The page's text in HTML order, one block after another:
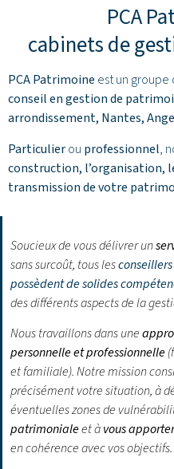
PCA
cabinets de
PCA Patrimoine est un
conseil en gestion de
arrondissement, Nantes,
Particulierou professionnel,
construction, l’organisation,
transmission de votre
Soucieux de vous délivrer un
sans surcoût, tous les
possèdent de solides
des différents aspects de la
Nous travaillons dans une
personnelle et professionnelle
et familiale). Notre mission
précisément votre situation, à
éventuelles zones de
patrimonialeet àvous
en cohérence avec vos objectifs.